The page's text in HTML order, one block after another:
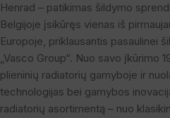
Henrad – patikimas šildymo
Belgijoje įsikūręs vienas iš
Europoje, priklausantis pasaulinei
„Vasco Group“. Nuo savo įkūrimo
plieninių radiatorių gamyboje ir
technologijas bei gamybos
radiatorių asortimentą – nuo